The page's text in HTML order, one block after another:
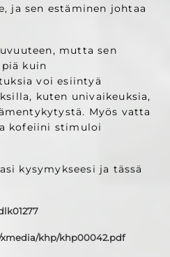
ja sen estäminen johtaa
mutta sen
kuin
voi esiintyä
kuten univaikeuksia,
Myös vatta
kofeiini stimuloi
kysymykseesi ja tässä
khp/khp00042.pdf